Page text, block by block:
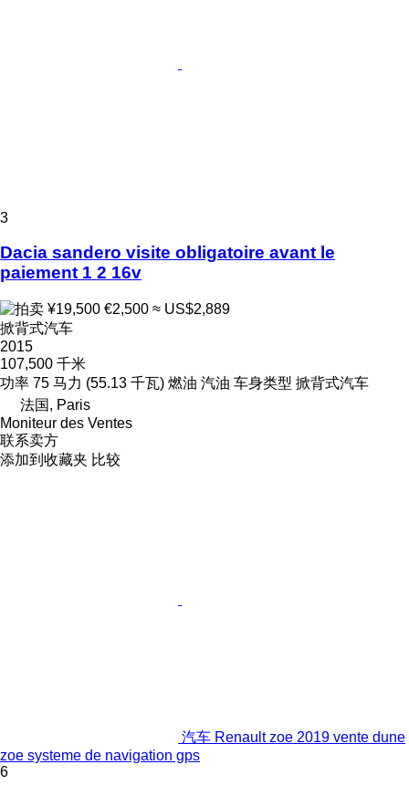
3
Dacia sandero visite obligatoire avant le
paiement 1 2 16v
¥19,500 €2,500 ≈ US$2,889
掀背式汽车
2015
107,500 千米
功率 75 马力 (55.13 千瓦) 燃油 汽油 车身类型 掀背式汽车
法国, Paris
Moniteur des Ventes
联系卖方
添加到收藏夹 比较
汽车 Renault zoe 2019 vente dune
zoe systeme de navigation gps
6